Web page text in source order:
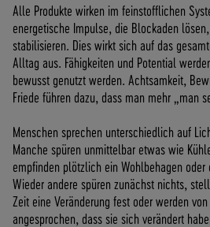
Alle Produkte wirken im feinstofflichen
energetische Impulse, die Blockaden
stabilisieren. Dies wirkt sich auf das
Alltag aus. Fähigkeiten und Potential
bewusst genutzt werden. Achtsamkeit,
Friede führen dazu, dass man mehr „man
Menschen sprechen unterschiedlich auf
Manche spüren unmittelbar etwas wie
empfinden plötzlich ein Wohlbehagen oder
Wieder andere spüren zunächst nichts,
Zeit eine Veränderung fest oder werden
angesprochen, dass sie sich verändert